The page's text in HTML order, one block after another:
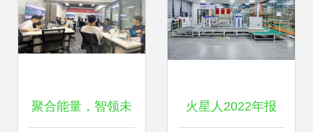
聚合能量，智领未 火星人2022年报